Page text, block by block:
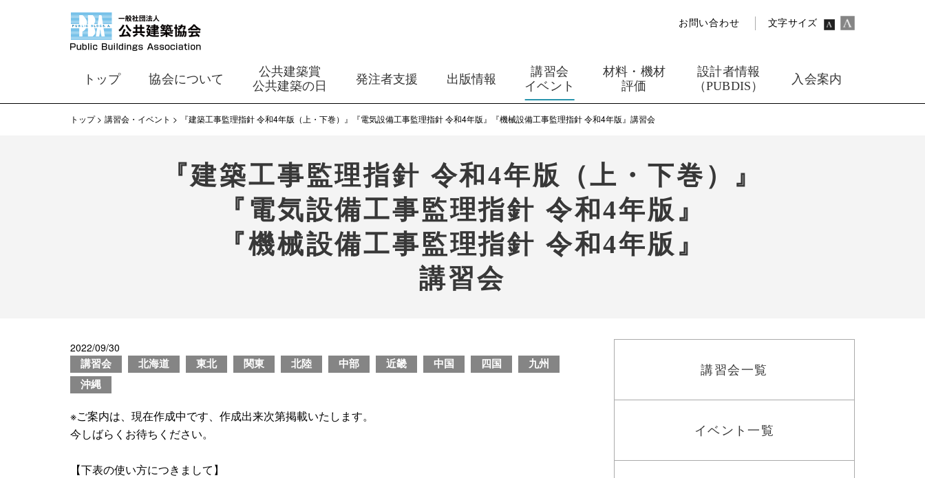
お問い合わせ 文字サイズ
トップ 協会について
公共建築賞
公共建築の日
発注者支援 出版情報
講習会
イベント
材料・機材
評価
設計者情報
（PUBDIS）
入会案内
トップ 講習会・イベント 『建築工事監理指針 令和4年版（上・下巻）』『電気設備工事監理指針 令和4年版』『機械設備工事監理指針 令和4年版』講習会
『建築工事監理指針 令和4年版（上・下巻）』
『電気設備工事監理指針 令和4年版』
『機械設備工事監理指針 令和4年版』
講習会
2022/09/30
講習会 北海道 東北 関東 北陸 中部 近畿 中国 四国
九州
沖縄
※ご案内は、現在作成中です、作成出来次第掲載いたします。
今しばらくお待ちください。
【下表の使い方につきまして】
講習会一覧
イベント一覧